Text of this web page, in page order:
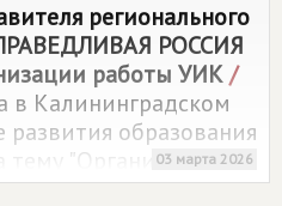
регионального
РОССИЯ
работы УИК/
в Калининградском
развития образования
тему "Организация
выборах".
03 марта 2026